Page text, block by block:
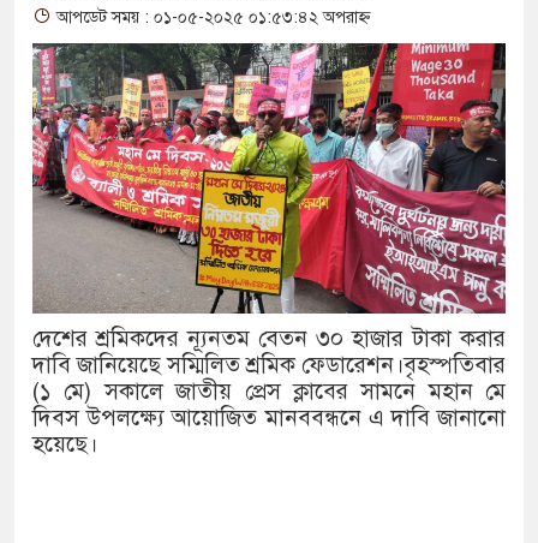
থাকায় বিক্রিতে নিষেধাজ্ঞা
অত্যাচারের ছবি যেন আর তুলতে
আলাল
‘গুলশানের চামেলি’তে ভিন্ন রূপে
যৌনকর্মীর দালাল চরিত্রে
সারজিস-পাটোয়ারীসহ ১০ জনের
গুলশান থেকে সাবেক মন্ত্রী লতিফ
‘স্কুটি নাকি গোল্ড?’
আপডেট সময় : ০১-০৫-২০২৫ ০১:৫৩:৪২ অপরাহ্ন
দেশের শ্রমিকদের ন্যূনতম বেতন ৩০ হাজার টাকা করার
দাবি জানিয়েছে সম্মিলিত শ্রমিক ফেডারেশন।বৃহস্পতিবার
(১ মে) সকালে জাতীয় প্রেস ক্লাবের সামনে মহান মে
দিবস উপলক্ষ্যে আয়োজিত মানববন্ধনে এ দাবি জানানো
হয়েছে।